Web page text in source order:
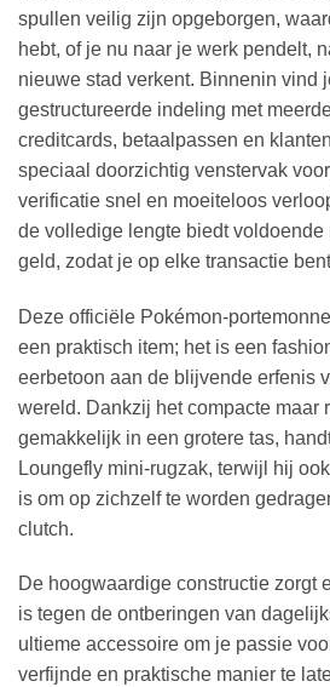
spullen veilig zijn opgeborgen,
hebt, of je nu naar je werk pendelt,
nieuwe stad verkent. Binnenin vind
gestructureerde indeling met
creditcards, betaalpassen en
speciaal doorzichtig venstervak
verificatie snel en moeiteloos
de volledige lengte biedt voldoende
geld, zodat je op elke transactie
Deze officiële Pokémon-
een praktisch item; het is een
eerbetoon aan de blijvende erfenis
wereld. Dankzij het compacte maar
gemakkelijk in een grotere tas,
Loungefly mini-rugzak, terwijl hij
is om op zichzelf te worden
clutch.
De hoogwaardige constructie zorgt
is tegen de ontberingen van
ultieme accessoire om je passie
verfijnde en praktische manier te